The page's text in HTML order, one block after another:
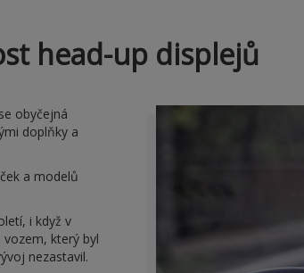
head-up displejů
obyčejná
doplňky a
a modelů
i když v
který byl
nezastavil.